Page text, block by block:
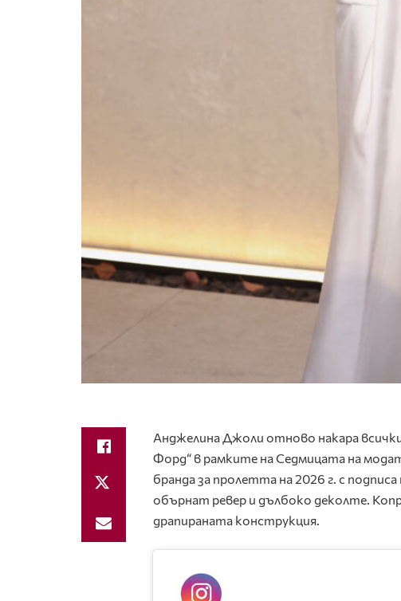
Анджелина Джоли отново накара
Форд“ в рамките на Седмицата на
бранда за пролетта на 2026 г. с
обърнат ревер и дълбоко деколте.
драпираната конструкция.